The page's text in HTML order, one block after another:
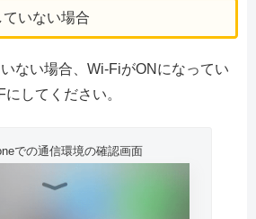
いない場合
ない場合、Wi-FiがONになってい
してください。
での通信環境の確認画面